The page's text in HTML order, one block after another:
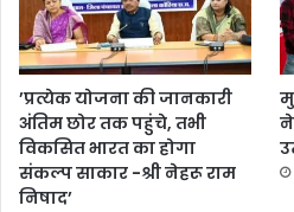
’प्रत्येक योजना की जानकारी
अंतिम छोर तक पहुंचे, तभी
विकसित भारत का होगा
संकल्प साकार -श्री नेहरू राम
निषाद’